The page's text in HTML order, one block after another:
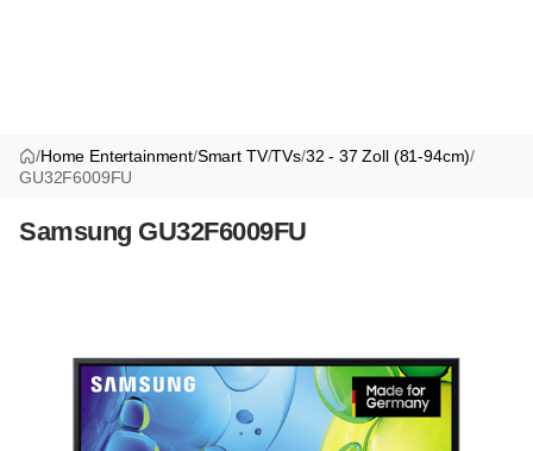
/Home Entertainment/Smart TV/TVs/32 - 37 Zoll (81-94cm)/
GU32F6009FU
Samsung GU32F6009FU